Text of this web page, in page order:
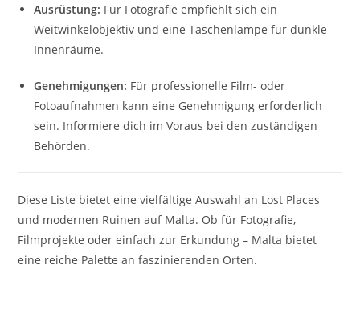
Ausrüstung: Für Fotografie empfiehlt sich ein
Weitwinkelobjektiv und eine Taschenlampe für dunkle
Innenräume.
Genehmigungen: Für professionelle Film- oder
Fotoaufnahmen kann eine Genehmigung erforderlich
sein. Informiere dich im Voraus bei den zuständigen
Behörden.
Diese Liste bietet eine vielfältige Auswahl an Lost Places
und modernen Ruinen auf Malta. Ob für Fotografie,
Filmprojekte oder einfach zur Erkundung – Malta bietet
eine reiche Palette an faszinierenden Orten.